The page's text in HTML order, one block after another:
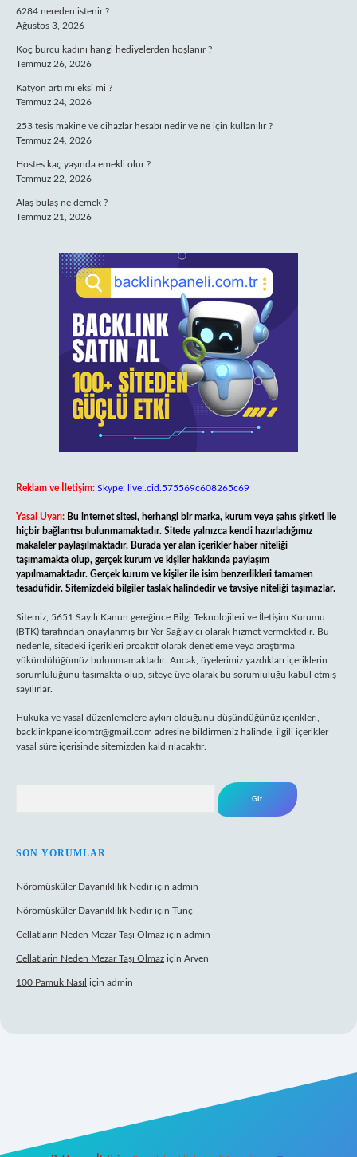
6284 nereden istenir ?
Ağustos 3, 2026
Koç burcu kadını hangi hediyelerden hoşlanır ?
Temmuz 26, 2026
Katyon artı mı eksi mi ?
Temmuz 24, 2026
253 tesis makine ve cihazlar hesabı nedir ve ne için kullanılır ?
Temmuz 24, 2026
Hostes kaç yaşında emekli olur ?
Temmuz 22, 2026
Alaş bulaş ne demek ?
Temmuz 21, 2026
Reklam ve İletişim: Skype: live:.cid.575569c608265c69
Yasal Uyarı: Bu internet sitesi, herhangi bir marka, kurum veya şahıs şirketi ile
hiçbir bağlantısı bulunmamaktadır. Sitede yalnızca kendi hazırladığımız
makaleler paylaşılmaktadır. Burada yer alan içerikler haber niteliği
taşımamakta olup, gerçek kurum ve kişiler hakkında paylaşım
yapılmamaktadır. Gerçek kurum ve kişiler ile isim benzerlikleri tamamen
tesadüfidir. Sitemizdeki bilgiler taslak halindedir ve tavsiye niteliği taşımazlar.
Sitemiz, 5651 Sayılı Kanun gereğince Bilgi Teknolojileri ve İletişim Kurumu
(BTK) tarafından onaylanmış bir Yer Sağlayıcı olarak hizmet vermektedir. Bu
nedenle, sitedeki içerikleri proaktif olarak denetleme veya araştırma
yükümlülüğümüz bulunmamaktadır. Ancak, üyelerimiz yazdıkları içeriklerin
sorumluluğunu taşımakta olup, siteye üye olarak bu sorumluluğu kabul etmiş
sayılırlar.
Hukuka ve yasal düzenlemelere aykırı olduğunu düşündüğünüz içerikleri,
backlinkpanelicomtr@gmail.com adresine bildirmeniz halinde, ilgili içerikler
yasal süre içerisinde sitemizden kaldırılacaktır.
SON YORUMLAR
Nöromüsküler Dayanıklılık Nediriçin admin
Nöromüsküler Dayanıklılık Nediriçin Tunç
Cellatlarin Neden Mezar Taşı Olmaz için admin
Cellatlarin Neden Mezar Taşı Olmaz için Arven
100 Pamuk Nasıl için admin